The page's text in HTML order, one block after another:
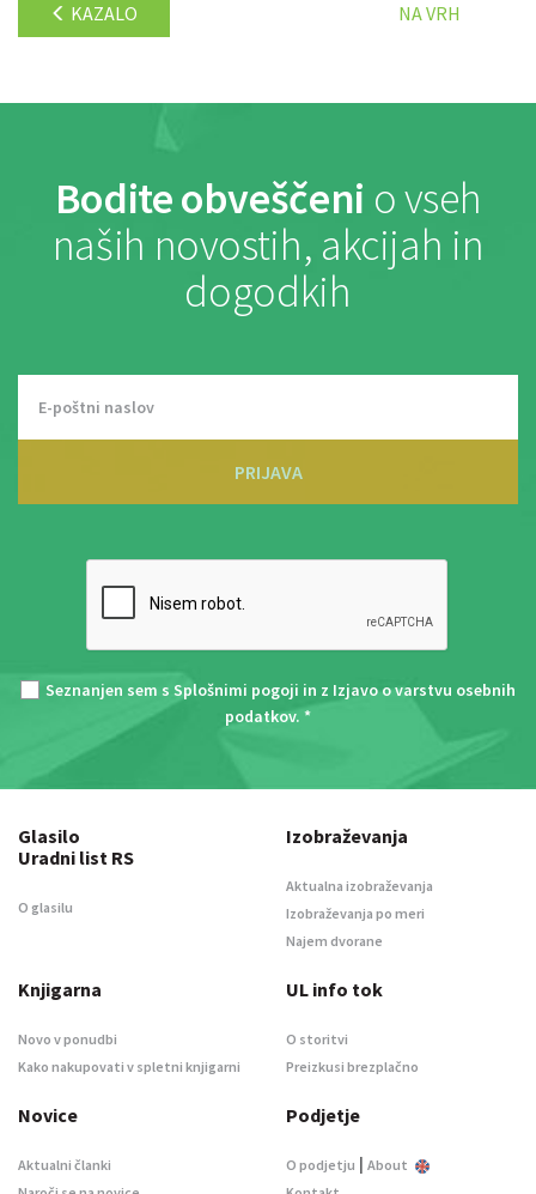
KAZALO NA VRH
Bodite obveščeni o vseh
naših novostih, akcijah in
dogodkih
PRIJAVA
Seznanjen sem s Splošnimi pogoji in z Izjavo o varstvu osebnih
podatkov. *
Glasilo
Uradni list RS
O glasilu
Izobraževanja
Aktualna izobraževanja
Izobraževanja po meri
Najem dvorane
Knjigarna
Novo v ponudbi
Kako nakupovati v spletni knjigarni
UL info tok
O storitvi
Preizkusi brezplačno
Novice
Aktualni članki
Podjetje
O podjetju | About